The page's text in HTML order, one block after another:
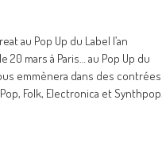
au Pop Up du Label l’an
mars à Paris… au Pop Up du
emmènera dans des contrées
Folk, Electronica et Synthpop.